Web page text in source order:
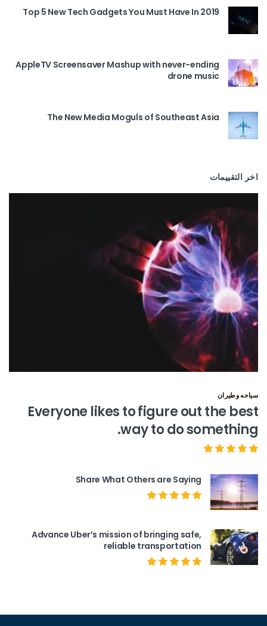
Top 5 New Tech Gadgets You Must Have In 2019
AppleTV Screensaver Mashup with never-ending
drone music
The New Media Moguls of Southeast Asia
اخر التقييمات
سياحه وطيران
Everyone likes to figure out the best
way to do something.
Share What Others are Saying
Advance Uber’s mission of bringing safe,
reliable transportation